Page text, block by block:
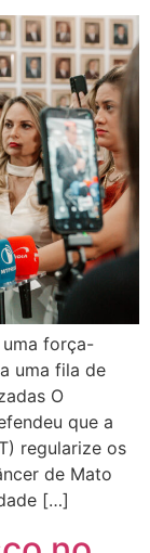
uma força-
uma fila de
O
que a
regularize os
de Mato
[…]